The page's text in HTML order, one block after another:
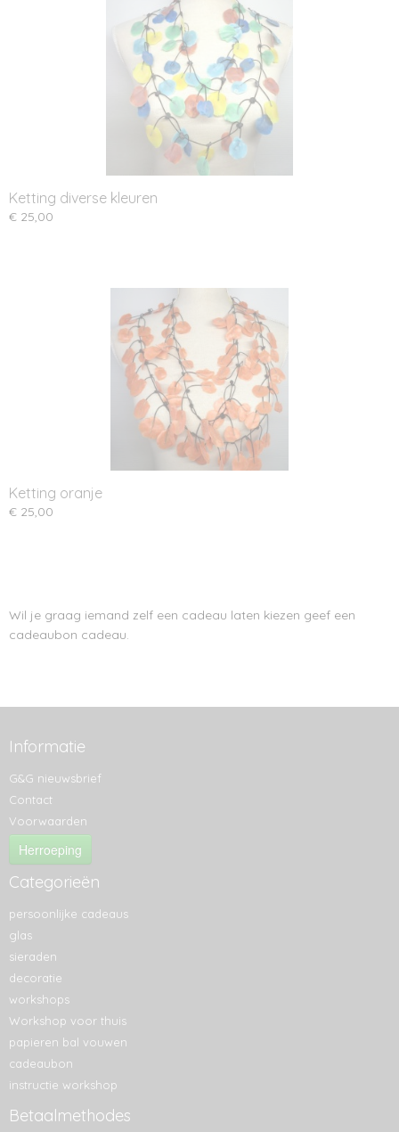
Ketting diverse kleuren
€ 25,00
Ketting oranje
€ 25,00
Wil je graag iemand zelf een cadeau laten kiezen geef een
cadeaubon cadeau.
Informatie
G&G nieuwsbrief
Contact
Voorwaarden
Herroeping
Categorieën
persoonlijke cadeaus
glas
sieraden
decoratie
workshops
Workshop voor thuis
papieren bal vouwen
cadeaubon
instructie workshop
Betaalmethodes